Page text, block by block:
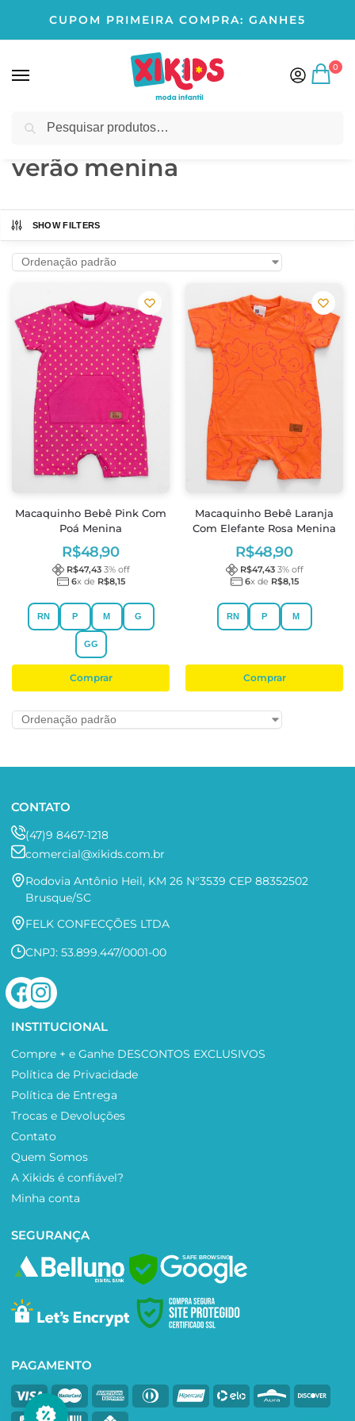
CUPOM PRIMEIRA COMPRA: GANHE5
0
Início Produtos marcados com a tag “verão menina”
verão menina
SHOW FILTERS
Macaquinho Bebê Pink Com
Poá Menina
R$48,90
R$47,43 3% off
6x de R$8,15
RN P M G
GG
Comprar
Macaquinho Bebê Laranja
Com Elefante Rosa Menina
R$48,90
R$47,43 3% off
6x de R$8,15
RN P M
Comprar
CONTATO
(47)9 8467-1218
comercial@xikids.com.br
Rodovia Antônio Heil, KM 26 N°3539 CEP 88352502
Brusque/SC
FELK CONFECÇÕES LTDA
CNPJ: 53.899.447/0001-00
INSTITUCIONAL
Compre + e Ganhe DESCONTOS EXCLUSIVOS
Política de Privacidade
Política de Entrega
Trocas e Devoluções
Contato
Quem Somos
A Xikids é confiável?
Minha conta
SEGURANÇA
SAFE BROWSING
PAGAMENTO